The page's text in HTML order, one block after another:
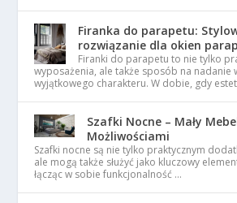
Firanka do parapetu:
rozwiązanie dla okien
Firanki do parapetu to nie tylko
wyposażenia, ale także sposób na nadanie
wyjątkowego charakteru. W dobie, gdy
Szafki Nocne – Mały
Możliwościami
Szafki nocne są nie tylko praktycznym
ale mogą także służyć jako kluczowy
łącząc w sobie funkcjonalność …